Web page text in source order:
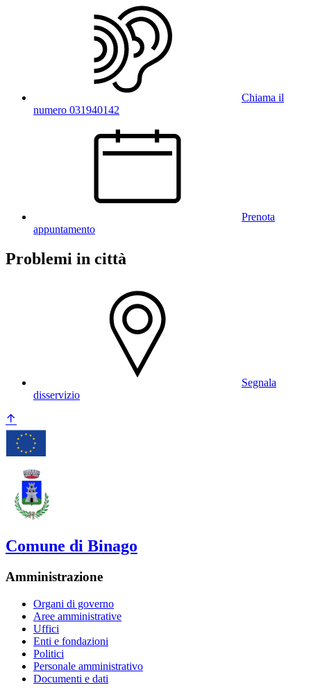
Chiama il
numero 031940142
Prenota
appuntamento
Problemi in città
Segnala
disservizio
Comune di Binago
Amministrazione
Organi di governo
Aree amministrative
Uffici
Enti e fondazioni
Politici
Personale amministrativo
Documenti e dati